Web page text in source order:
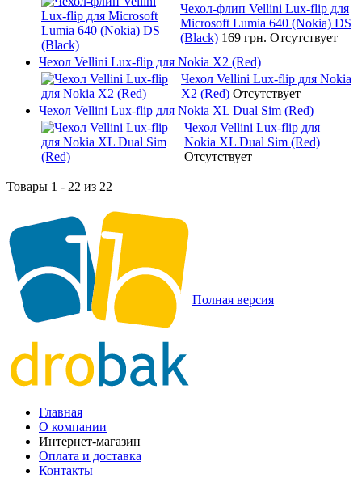
Чехол-флип Vellini Lux-flip для
Microsoft Lumia 640 (Nokia) DS
(Black) 169 грн. Отсутствует
Чехол Vellini Lux-flip для Nokia X2 (Red)
Чехол Vellini Lux-flip для Nokia
X2 (Red) Отсутствует
Чехол Vellini Lux-flip для Nokia XL Dual Sim (Red)
Чехол Vellini Lux-flip для
Nokia XL Dual Sim (Red)
Отсутствует
Товары 1 - 22 из 22
Полная версия
Главная
О компании
Интернет-магазин
Оплата и доставка
Контакты